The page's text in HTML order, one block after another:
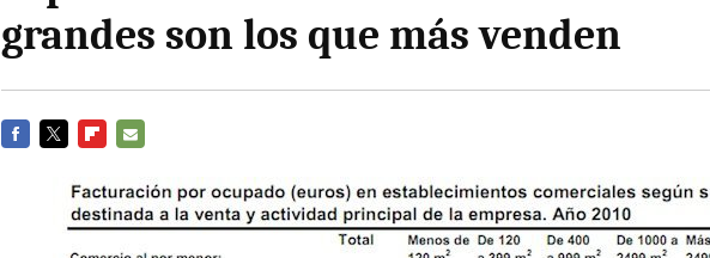
grandes son los que más venden
MAIL